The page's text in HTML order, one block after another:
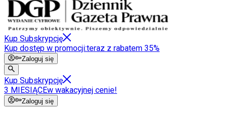
Kup Subskrypcję
Kup dostęp w promocji:teraz z rabatem 35%
Zaloguj się
Kup Subskrypcję
3 MIESIĄCEw wakacyjnej cenie!
Zaloguj się